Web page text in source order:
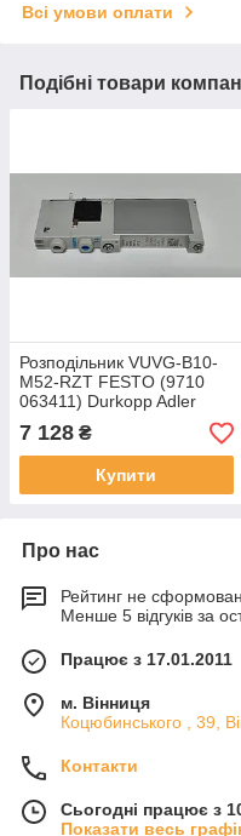
Всі умови оплати
Подібні товари
Розподільник VUVG-B10-
M52-RZT FESTO (9710
063411) Durkopp Adler
7 128 ₴
Купити
Про нас
Рейтинг не
Менше 5 відгуків за
Працює з 17.01.2011
м. Вінниця
Коцюбинського , 39,
Контакти
Сьогодні працює з
Показати весь